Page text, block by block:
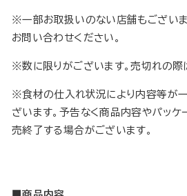
※一部お取扱いのない店舗もござい
お問い合わせください。
※数に限りがございます。売切れの際
※食材の仕入れ状況により内容等が
ざいます。予告なく商品内容やパッケ
売終了する場合がございます。